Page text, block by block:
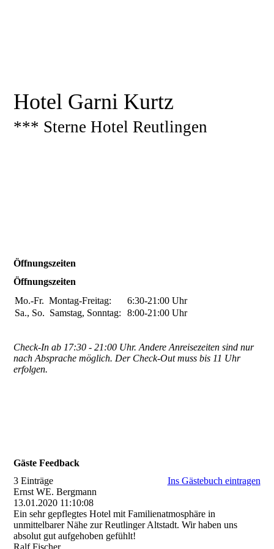
Hotel Garni Kurtz
*** Sterne Hotel Reutlingen
Öffnungszeiten
Öffnungszeiten
Mo.-Fr.Montag-Freitag: 6:30-21:00 Uhr
Sa., So. Samstag, Sonntag: 8:00-21:00 Uhr
Check-In ab 17:30 - 21:00 Uhr. Andere Anreisezeiten sind nur
nach Absprache möglich. Der Check-Out muss bis 11 Uhr
erfolgen.
Gäste Feedback
3 Einträge
Ins Gästebuch eintragen
Ernst WE. Bergmann
13.01.2020 11:10:08
Ein sehr gepflegtes Hotel mit Familienatmosphäre in
unmittelbarer Nähe zur Reutlinger Altstadt. Wir haben uns
absolut gut aufgehoben gefühlt!
Ralf Fischer